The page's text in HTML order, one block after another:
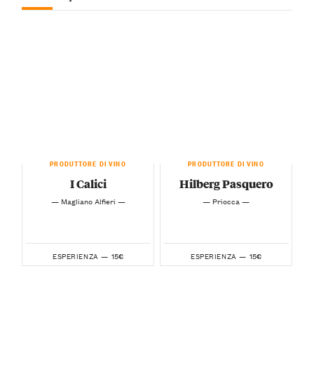
PRODUTTORE DI VINO
I Calici
— Magliano Alfieri —
ESPERIENZA — 15€
PRODUTTORE DI VINO
Hilberg Pasquero
— Priocca —
ESPERIENZA — 15€